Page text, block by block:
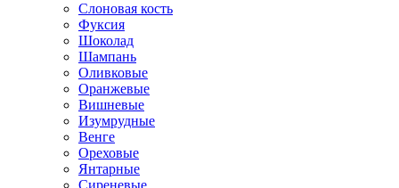
Слоновая кость
Фуксия
Шоколад
Шампань
Оливковые
Оранжевые
Вишневые
Изумрудные
Венге
Ореховые
Янтарные
Сиреневые